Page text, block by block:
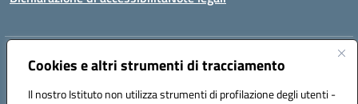
Cookies e altri strumenti di tracciamento
Il nostro Istituto non utilizza strumenti di profilazione degli utenti -
Indirizzo:Via Coniugi Crigna – Cap. 89861 – Tropea (VV)
Posta elettronica certificata (PEC):vvic82200d@pec.istruzione.it